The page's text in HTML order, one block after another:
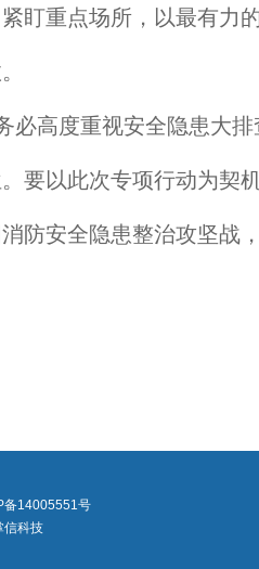
盯重点场所，以最有力
必高度重视安全隐患大
要以此次专项行动为契
防安全隐患整治攻坚战
备14005551号
信科技